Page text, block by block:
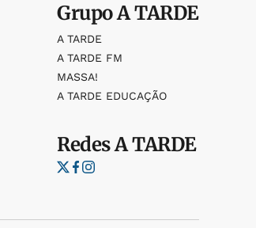
GrupoA TARDE
A TARDE
A TARDE FM
MASSA!
A TARDE EDUCAÇÃO
RedesA TARDE